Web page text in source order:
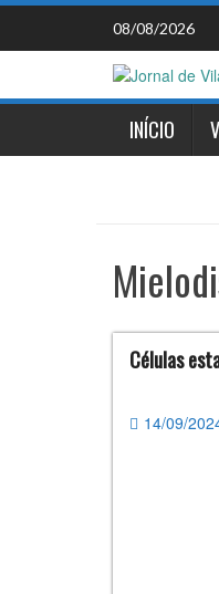
Skip
content
08/08/2026
INÍCIO
Células
14/09/